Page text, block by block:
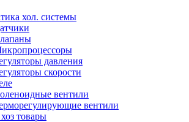
хол. системы
давления
скорости
вентили
вентили
товары